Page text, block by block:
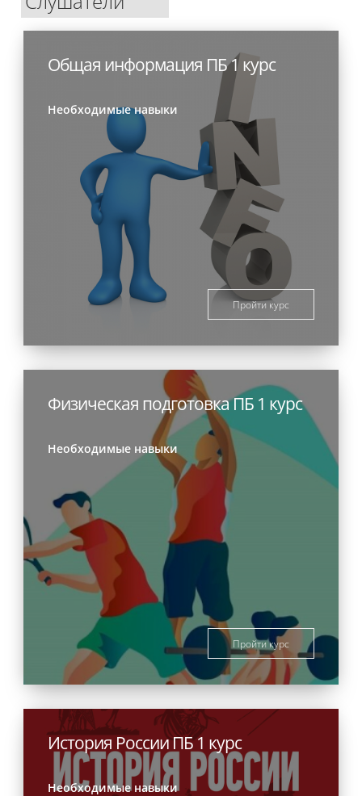
Общая информация ПБ 1 курс
Необходимые навыки
Пройти курс
Физическая подготовка ПБ 1 курс
Необходимые навыки
Пройти курс
История России ПБ 1 курс
Необходимые навыки